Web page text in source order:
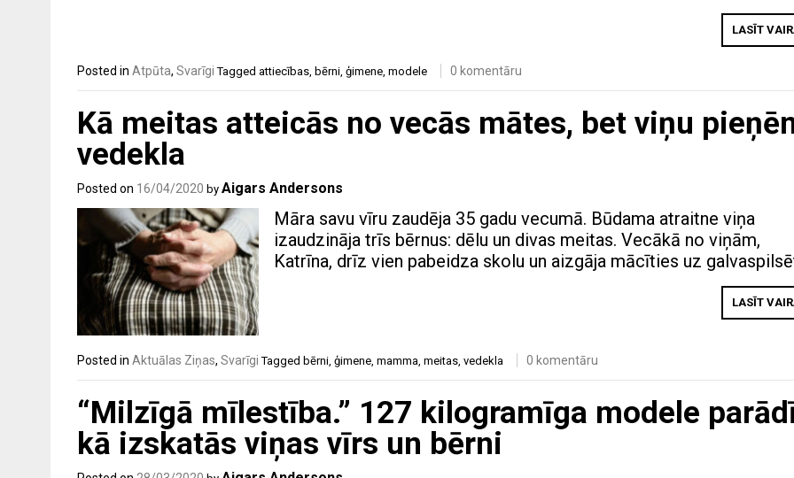
LASĪT
Posted in Atpūta, Svarīgi Tagged attiecības bērni ģimene modele 0 komentāru
Kā meitas atteicās no vecās mātes, bet viņu
vedekla
Posted on 16/04/2020 by Aigars Andersons
Māra savu vīru zaudēja 35 gadu vecumā. Būdama atraitne viņa
izaudzināja trīs bērnus: dēlu un divas meitas. Vecākā no viņām,
Katrīna, drīz vien pabeidza skolu un aizgāja mācīties uz
LASĪT
Posted in Aktuālas Ziņas, Svarīgi Tagged bērni ģimene mamma meitas vedekla 0 komentāru
“Milzīgā mīlestība.” 127 kilogramīga modele
kā izskatās viņas vīrs un bērni